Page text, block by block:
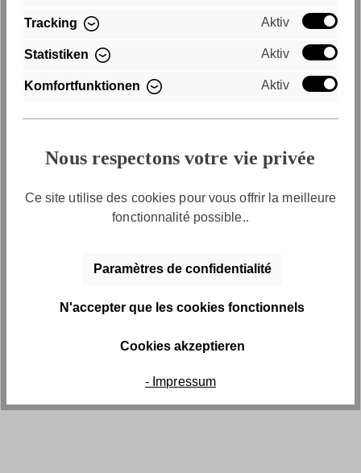
Paiement pratique par facture
Retours gratuits
Retour gratuit sous 30 jours
Tracking Aktiv
Statistiken Aktiv
Komfortfunktionen Aktiv
Nous respectons votre vie privée
Ce site utilise des cookies pour vous offrir la meilleure
fonctionnalité possible..
Paramètres de confidentialité
N'accepter que les cookies fonctionnels
Cookies akzeptieren
- Impressum